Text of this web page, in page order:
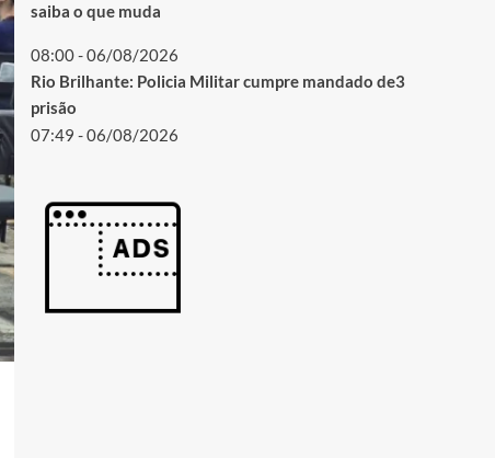
saiba o que muda
08:00 - 06/08/2026
Rio Brilhante: Policia Militar cumpre mandado de3
prisão
07:49 - 06/08/2026